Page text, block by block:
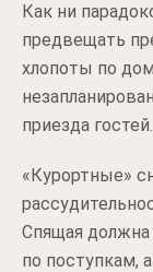
Как ни
предвещать
хлопоты по
приезда гостей.
«Курортные»
Спящая должна
по поступкам,